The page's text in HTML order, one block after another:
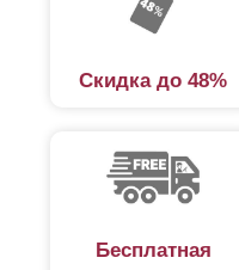
Скидка до 48%
Бесплатная